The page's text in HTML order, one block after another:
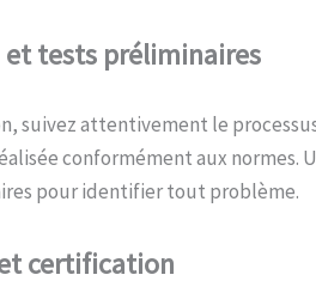
ettests préliminaires
suivez attentivement le
conformément aux normes.
pour identifier tout problème.
certification